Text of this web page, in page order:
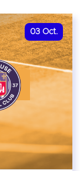
03 Oct.